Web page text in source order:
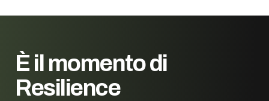
È il momento di
Resilience